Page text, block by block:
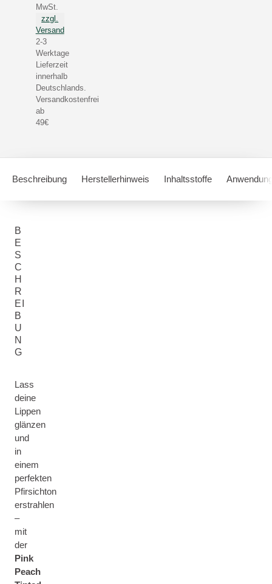
MwSt.
zzgl.
Versand
2-3
Werktage
Lieferzeit
innerhalb
Deutschlands.
Versandkostenfrei
ab
49€
Beschreibung Herstellerhinweis Inhaltsstoffe
B
E
S
C
H
R
EI
B
U
N
G
Lass
deine
Lippen
glänzen
und
in
einem
perfekten
Pfirsichton
erstrahlen
–
mit
der
Pink
Peach